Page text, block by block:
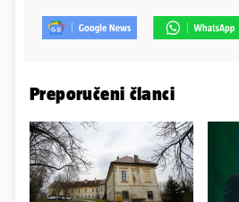
Preporučeni članci